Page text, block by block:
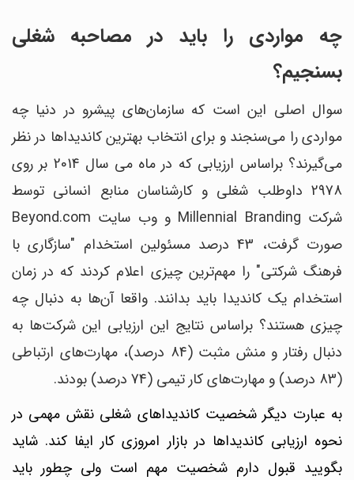
چه مواردی را باید در مصاحبه شغلی
بسنجیم؟
سوال اصلی این است که سازمان‌های پیشرو در دنیا چه
مواردی را می‌سنجند و برای انتخاب بهترین کاندیداها در نظر
می‌گیرند؟ براساس ارزیابی که در ماه می سال 2014 بر روی
2978 داوطلب شغلی و کارشناسان منابع انسانی توسط
شرکت Millennial Branding و وب سایت Beyond.com
صورت گرفت، 43 درصد مسئولین استخدام "سازگاری با
فرهنگ شرکتی" را مهم‌ترین چیزی اعلام کردند که در زمان
استخدام یک کاندیدا باید بدانند. واقعا آن‌ها به دنبال چه
چیزی هستند؟ براساس نتایج این ارزیابی این شرکت‌ها به
دنبال رفتار و منش مثبت (84 درصد)، مهارت‌های ارتباطی
(83 درصد) و مهارت‌های کار تیمی (74 درصد) بودند.
به عبارت دیگر شخصیت کاندیداهای شغلی نقش مهمی در
نحوه ارزیابی کاندیداها در بازار امروزی کار ایفا کند. شاید
بگویید قبول دارم شخصیت مهم است ولی چطور باید